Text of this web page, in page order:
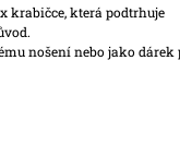
krabičce, která podtrhuje
nošení nebo jako dárek